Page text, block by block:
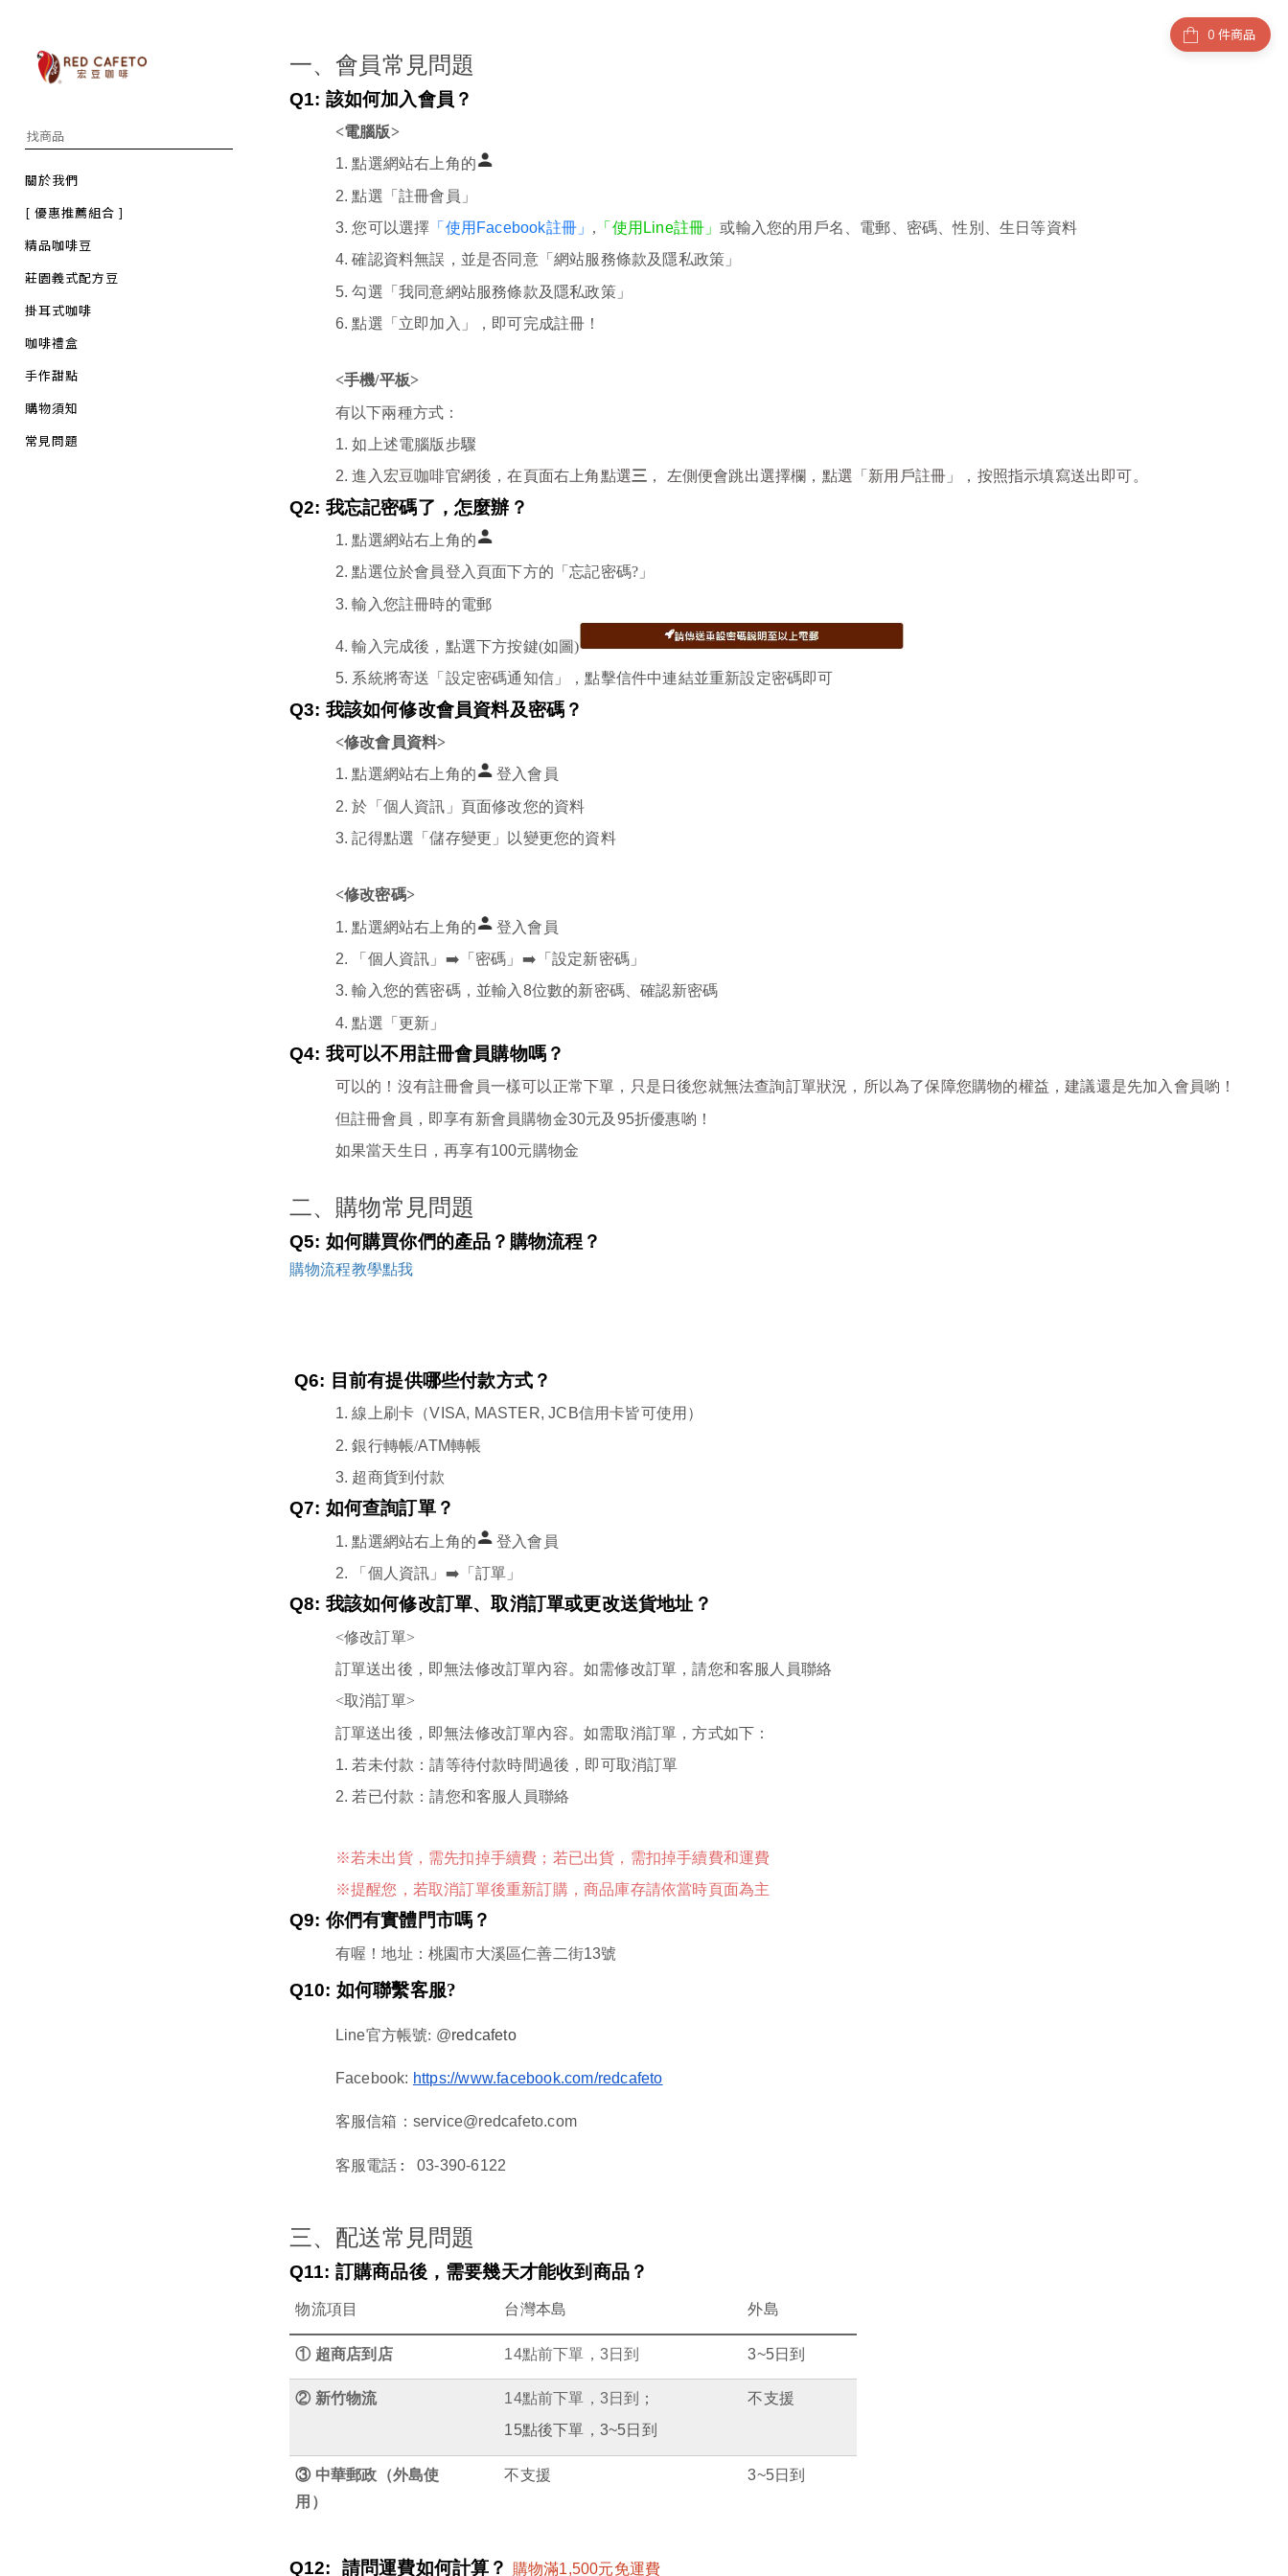
關於我們
[ 優惠推薦組合 ]
精品咖啡豆
莊園義式配方豆
掛耳式咖啡
咖啡禮盒
手作甜點
購物須知
常見問題
件商品
一、會員常見問題
Q1: 該如何加入會員？
<電腦版>
1.點選網站右上角的
2.點選「註冊會員」
3.您可以選擇 「使用 Facebook註冊」 , 「使用 Line註冊」或輸入您的用戶名、電郵、密碼、性別、生日等資料
4.確認資料無誤，並是否同意「網站服務條款及隱私政策」
5.勾選「我同意網站服務條款及隱私政策」
6.點選「立即加入」，即可完成註冊 ！
<手機/平板>
有以下兩種方式：
1.如上述電腦版步驟
2.進入宏豆咖啡官網後，在頁面右上角點選三 ， 左側便會跳出選擇欄，點選「新用戶註冊」，按照指示填寫送出即可。
Q2: 我忘記密碼了，怎麼辦？
1.點選網站右上角的
2.點選位於會員登入頁面下方的「忘記密碼?」
3.輸入您註冊時的電郵
4.輸入完成後，點選下方按鍵(如圖)
5. 系統將寄送「設定密碼通知信」，點擊信件中連結並重新設定密碼即可
Q3: 我該如何修改會員資料及密碼？
<修改會員資料>
1.點選網站右上角的
登入會員
2.於「個人資訊」頁面修改您的資料
3.記得點選「儲存變更」以變更您的資料
<修改密碼>
1.點選網站右上角的
登入會員
2.
「個人資訊」➡️「密碼」➡️「設定新密碼」
3.輸入您的舊密碼，並輸入 8位數的新密碼、確認新密碼
4.點選「更新」
Q4: 我可以不用註冊會員購物嗎？
可以的！沒有註冊會員一樣可以正常下單，只是日後您就無法查詢訂單狀況，所以為了保障您購物的權益，建議還是先加入會員喲！
但註冊會員，即享有新會員購物金30元及 95折優惠喲 ！
如果當天生日，再享有100元購物金
二、購物常見問題
Q5: 如何購買你們的產品？購物流程？
購物流程教學點我
Q6: 目前有提供哪些付款方式？
1.線上刷卡 （VISA, MASTER, JCB信用卡皆可使用 ）
2.銀行轉帳/ATM轉帳
3. 超商貨到付款
Q7: 如何查詢訂單？
1.點選網站右上角的
登入會員
2.
「個人資訊」➡️「訂單」
Q8: 我該如何修改訂單、取消訂單或更改送貨地址？
<修改訂單>
訂單送出後，即無法修改訂單內容。如需修改訂單，請您和客服人員聯絡
<取消訂單>
訂單送出後，即無法修改訂單內容。如需取消訂單，方式如下：
1. 若未付款：請等待付款時間過後，即可取消訂單
2. 若已付款：請您和客服人員聯絡
※若未出貨，需先扣掉手續費；若已出貨，需扣掉手續費和運費
※提醒您，若取消訂單後重新訂購，商品庫存請依當時頁面為主
Q9: 你們有實體門市嗎？
有喔！地址：桃園市大溪區仁善二街13號
Q10: 如何聯繫客服?
Line官方帳號: @redcafeto
Facebook: https://www.facebook.com/redcafeto
客服信箱 ： service@redcafeto.com
客服電話 :03-390-6122
三、配送常見問題
Q11: 訂購商品後，需要幾天才能收到商品？
物流項目 台灣本島 外島
① 超商店到店 14點前下單， 3日到 3~5日到
② 新竹物流 14點前下單， 3 日到
；
15點後下單， 3~5日到
不支援
③ 中華郵政（外島使
用）
不支援 3~5日到
Q12: 請問運費如何計算？ 購物滿1,500元免運費